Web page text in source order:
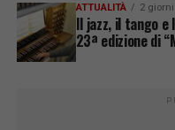
ATTUALITÀ 2
Il jazz, il tango e
23ª edizione di